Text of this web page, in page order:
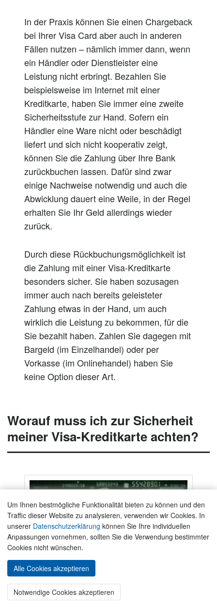
Um Ihnen bestmögliche Funktionalität bieten zu können und den
Traffic dieser Website zu analysieren, verwenden wir Cookies. In
unserer Datenschutzerklärung können Sie Ihre individuellen
Anpassungen vornehmen, sollten Sie die Verwendung bestimmter
Cookies nicht wünschen.
Alle Cookies akzeptieren
Notwendige Cookies akzeptieren
In der Praxis können Sie einen Chargeback
bei Ihrer Visa Card aber auch in anderen
Fällen nutzen – nämlich immer dann, wenn
ein Händler oder Dienstleister eine
Leistung nicht erbringt. Bezahlen Sie
beispielsweise im Internet mit einer
Kreditkarte, haben Sie immer eine zweite
Sicherheitsstufe zur Hand. Sofern ein
Händler eine Ware nicht oder beschädigt
liefert und sich nicht kooperativ zeigt,
können Sie die Zahlung über Ihre Bank
zurückbuchen lassen. Dafür sind zwar
einige Nachweise notwendig und auch die
Abwicklung dauert eine Weile, in der Regel
erhalten Sie Ihr Geld allerdings wieder
zurück.
Durch diese Rückbuchungsmöglichkeit ist
die Zahlung mit einer Visa-Kreditkarte
besonders sicher. Sie haben sozusagen
immer auch nach bereits geleisteter
Zahlung etwas in der Hand, um auch
wirklich die Leistung zu bekommen, für die
Sie bezahlt haben. Zahlen Sie dagegen mit
Bargeld (im Einzelhandel) oder per
Vorkasse (im Onlinehandel) haben Sie
keine Option dieser Art.
Worauf muss ich zur Sicherheit
meiner Visa-Kreditkarte achten?
« ZUM KARTEN-VERGLEICH